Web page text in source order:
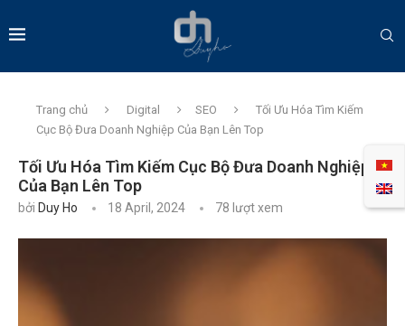
Trang chủ Digital SEO
Tối Ưu Hóa Tìm Kiếm
Cục Bộ Đưa Doanh Nghiệp Của Bạn Lên Top
Tối Ưu Hóa Tìm Kiếm Cục Bộ Đưa Doanh Nghiệp
Của Bạn Lên Top
bởi Duy Ho 18 April, 2024 78 lượt xem